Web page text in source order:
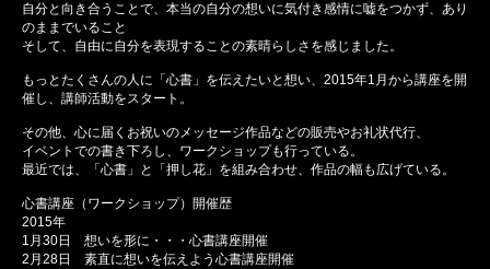
自分と向き合うことで、本当の自分の想いに気付き感情に嘘をつかず、あり
のままでいること
そして、自由に自分を表現することの素晴らしさを感じました。
もっとたくさんの人に「心書」を伝えたいと想い、2015年1月から講座を開
催し、講師活動をスタート。
その他、心に届くお祝いのメッセージ作品などの販売やお礼状代行、
イベントでの書き下ろし、ワークショップも行っている。
最近では、「心書」と「押し花」を組み合わせ、作品の幅も広げている。
心書講座（ワークショップ）開催歴
2015年
1月30日 想いを形に・・・心書講座開催
2月28日 素直に想いを伝えよう心書講座開催